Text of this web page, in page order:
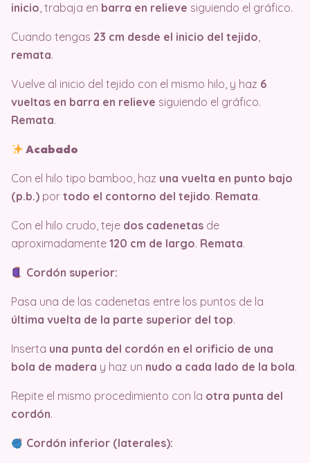
inicio, trabaja en barra en relieve siguiendo el gráfico.
Cuando tengas 23 cm desde el inicio del tejido,
remata.
Vuelve al inicio del tejido con el mismo hilo, y haz 6
vueltas en barra en relieve siguiendo el gráfico.
Remata.
Acabado
Con el hilo tipo bamboo, haz una vuelta en punto bajo
(p.b.) por todo el contorno del tejido. Remata.
Con el hilo crudo, teje dos cadenetas de
aproximadamente 120 cm de largo. Remata.
Cordón superior:
Pasa una de las cadenetas entre los puntos de la
última vuelta de la parte superior del top.
Inserta una punta del cordón en el orificio de una
bola de madera y haz un nudo a cada lado de la bola.
Repite el mismo procedimiento con la otra punta del
cordón.
Cordón inferior (laterales):